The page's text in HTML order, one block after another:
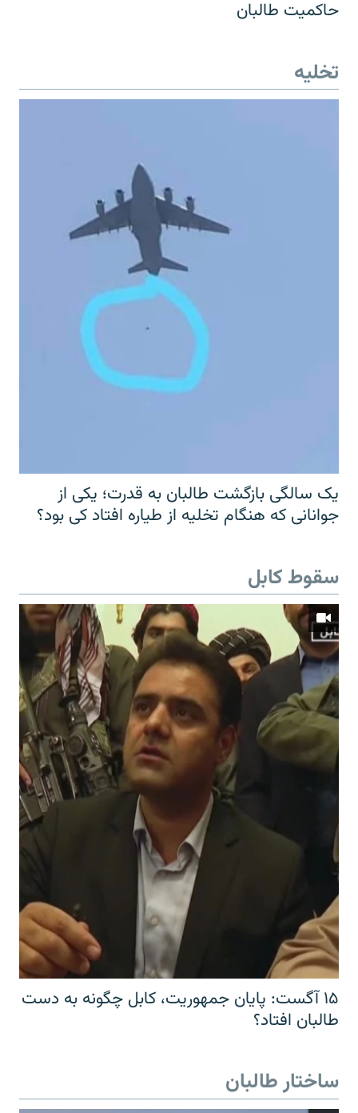
حاکمیت طالبان
تخلیه
یک سالگی بازگشت طالبان به قدرت؛ یکی از
جوانانی که هنگام تخلیه از طیاره افتاد کی بود؟
سقوط کابل
۱۵ آگست: پایان جمهوریت، کابل چگونه به دست
طالبان افتاد؟
ساختار طالبان